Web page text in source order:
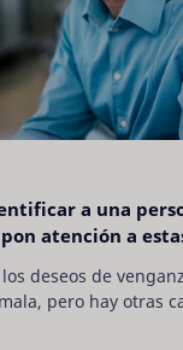
a una
atención a
deseos de
pero hay otras